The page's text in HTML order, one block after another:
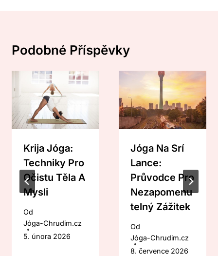
Podobné Příspěvky
Krija Jóga:
Techniky Pro
Očistu Těla A
Mysli
Od
Jóga-Chrudim.cz
5. února 2026
Jóga Na Srí
Lance:
Průvodce Pro
Nezapomenu
Telný Zážitek
Od
Jóga-Chrudim.cz
8. července 2026